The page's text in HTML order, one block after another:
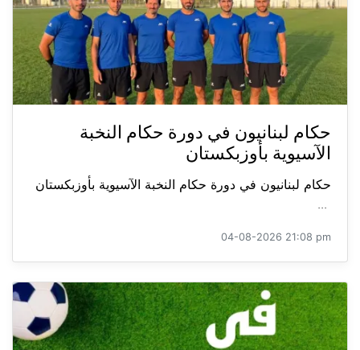
حكام لبنانيون في دورة حكام النخبة
الآسيوية بأوزبكستان
حكام لبنانيون في دورة حكام النخبة الآسيوية بأوزبكستان
...
04-08-2026 21:08 pm